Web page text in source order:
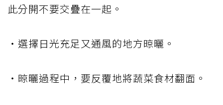
此分開不要交疊在一起。
・選擇日光充足又通風的地方晾曬。
・晾曬過程中，要反覆地將蔬菜食材翻面。